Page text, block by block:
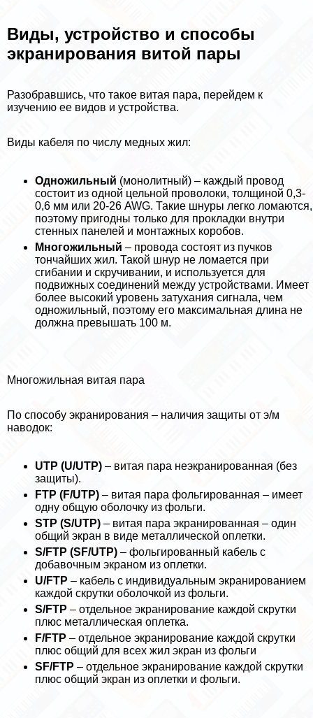
Виды, устройство и способы
экранирования витой пары
Разобравшись, что такое витая пара, перейдем к
изучению ее видов и устройства.
Виды кабеля по числу медных жил:
Одножильный (монолитный) – каждый провод
состоит из одной цельной проволоки, толщиной 0,3-
0,6 мм или 20-26 AWG. Такие шнуры легко ломаются,
поэтому пригодны только для прокладки внутри
стенных панелей и монтажных коробов.
Многожильный – провода состоят из пучков
тончайших жил. Такой шнур не ломается при
сгибании и скручивании, и используется для
подвижных соединений между устройствами. Имеет
более высокий уровень затухания сигнала, чем
одножильный, поэтому его максимальная длина не
должна превышать 100 м.
Многожильная витая пара
По способу экранирования – наличия защиты от э/м
наводок:
UTP (U/UTP) – витая пара неэкранированная (без
защиты).
FTP (F/UTP) – витая пара фольгированная – имеет
одну общую оболочку из фольги.
STP (S/UTP) – витая пара экранированная – один
общий экран в виде металлической оплетки.
S/FTP (SF/UTP) – фольгированный кабель с
добавочным экраном из оплетки.
U/FTP – кабель с индивидуальным экранированием
каждой скрутки оболочкой из фольги.
S/FTP – отдельное экранирование каждой скрутки
плюс металлическая оплетка.
F/FTP – отдельное экранирование каждой скрутки
плюс общий для всех жил экран из фольги
SF/FTP – отдельное экранирование каждой скрутки
плюс общий экран из оплетки и фольги.